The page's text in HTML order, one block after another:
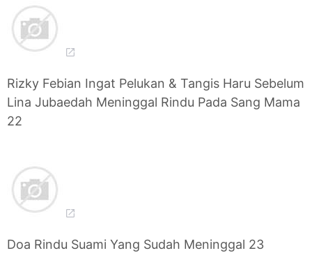
Rizky Febian Ingat Pelukan & Tangis Haru Sebelum
Lina Jubaedah Meninggal Rindu Pada Sang Mama
22
Doa Rindu Suami Yang Sudah Meninggal 23